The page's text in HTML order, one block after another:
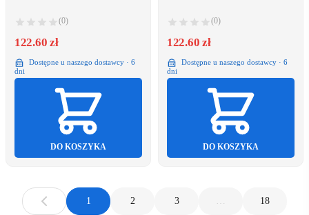
(0)
122.60 zł
Dostępne u naszego dostawcy · 6
dni
DO KOSZYKA
(0)
122.60 zł
Dostępne u naszego dostawcy · 6
dni
DO KOSZYKA
1 2 3 … 18